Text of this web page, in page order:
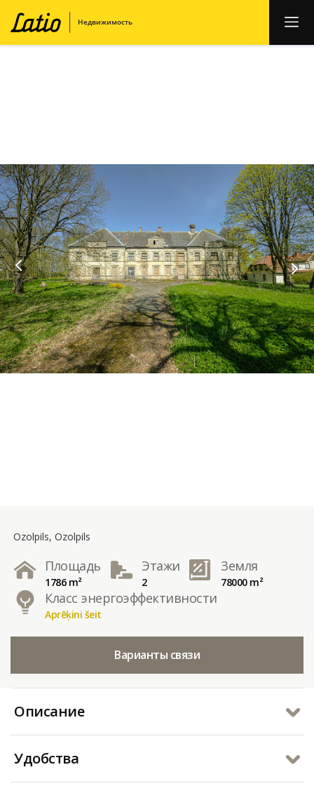
Ozolpils, Ozolpils
Площадь
1786 m²
Этажи
2
Земля
78000 m²
Класс энергоэффективности
Aprēķini šeit
Варианты связи
Описание
Удобства